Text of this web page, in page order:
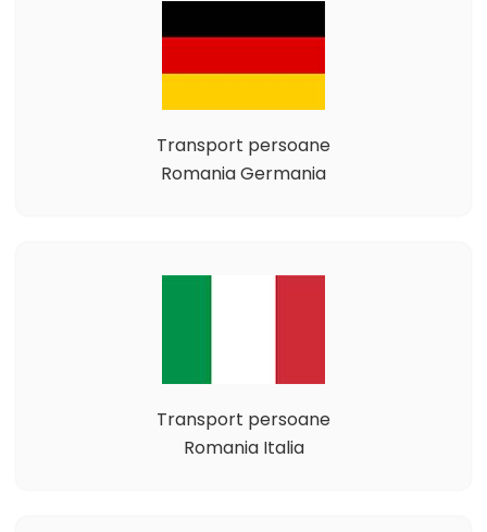
Transport persoane
Romania Germania
Transport persoane
Romania Italia